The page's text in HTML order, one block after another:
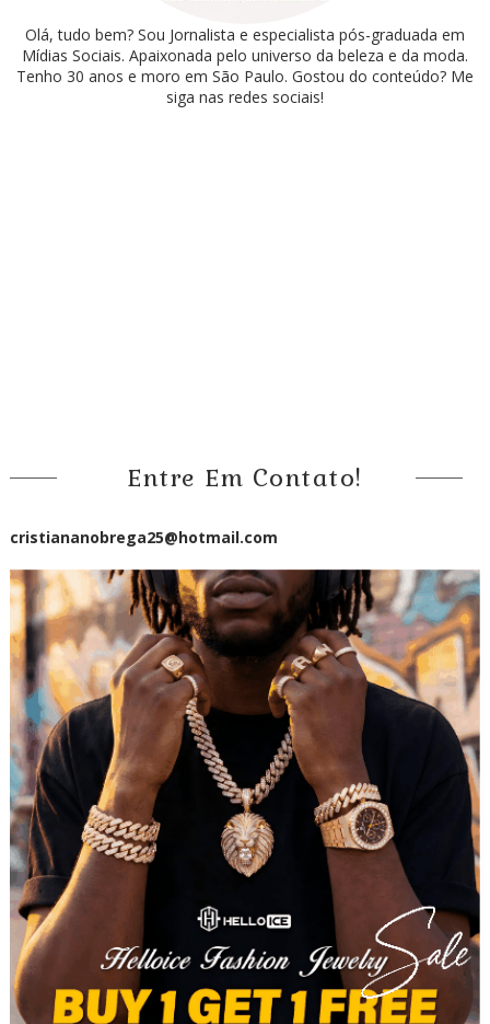
Olá, tudo bem? Sou Jornalista e especialista pós-graduada em
Mídias Sociais. Apaixonada pelo universo da beleza e da moda.
Tenho 30 anos e moro em São Paulo. Gostou do conteúdo? Me
siga nas redes sociais!
Entre Em Contato!
cristiananobrega25@hotmail.com